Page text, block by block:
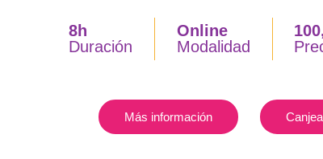
8h
Duración
Online
Modalidad
Más información